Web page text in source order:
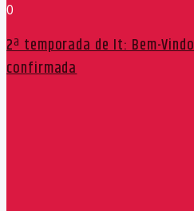
0
2ª temporada de It: Bem-
confirmada